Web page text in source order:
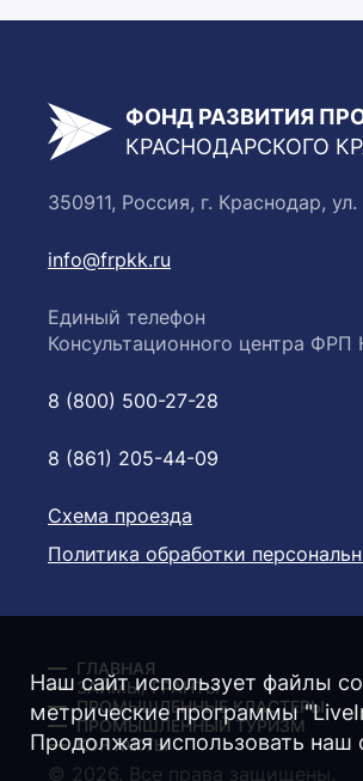
ФОНД РАЗВИТИЯ
КРАСНОДАРСКОГО
350911, Россия, г. Краснодар,
info@frpkk.ru
Единый телефон
Консультационного центра ФРП
8 (800) 500-27-28
8 (861) 205-44-09
Схема проезда
Политика обработки
ГЛАВНАЯ
ЗАЙМЫ/ ГРАНТЫ
ПРОМЫШЛЕННЫЕ КЛАСТЕРЫ
ПРОМЫШЛЕННЫЙ ТУРИЗМ
КОНТАКТЫ
© 2026. Все права защищены.
Наш сайт использует файлы
метрические программы
Продолжая использовать наш